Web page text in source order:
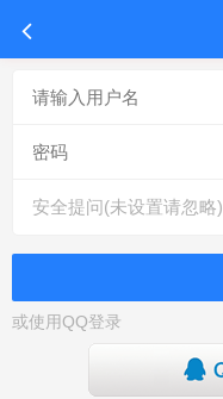
安全提问(未设置请忽略)
或使用QQ登录